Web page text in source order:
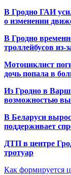
В Гродно ГАИ
о изменении
В Гродно
троллейбусов из-
Мотоциклист
дочь попала в
Из Гродно в
возможностью
В Беларуси
поддерживает
ДТП в центре
тротуар
Как формируется